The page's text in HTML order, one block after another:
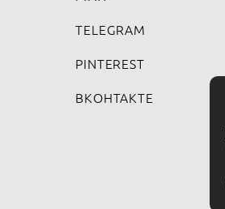
TELEGRAM
PINTEREST
ВКОНТАКТЕ